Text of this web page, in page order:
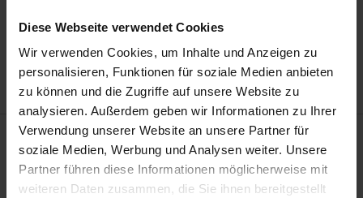
Diese Webseite verwendet Cookies
Wir verwenden Cookies, um Inhalte und Anzeigen zu
personalisieren, Funktionen für soziale Medien anbieten
zu können und die Zugriffe auf unsere Website zu
analysieren. Außerdem geben wir Informationen zu Ihrer
Verwendung unserer Website an unsere Partner für
soziale Medien, Werbung und Analysen weiter. Unsere
Partner führen diese Informationen möglicherweise mit
weiteren Daten zusammen, die Sie ihnen bereitgestellt
Add to Wish List
Delivery cost notice
Description
This book will – in intelligible and explanatory